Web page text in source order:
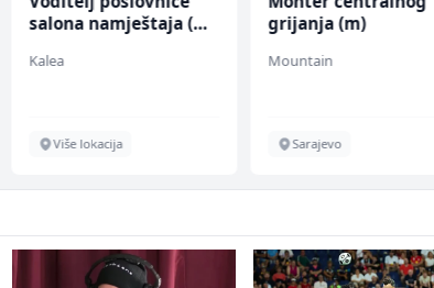
salona namještaja (m/
Kalea
Više lokacija
grijanja (m)
Mountain
Sarajevo